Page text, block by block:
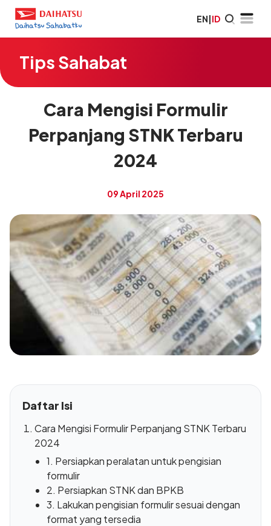
EN|ID
Tips Sahabat
Cara Mengisi Formulir
Perpanjang STNK Terbaru
2024
09 April 2025
Daftar Isi
Cara Mengisi Formulir Perpanjang STNK Terbaru
2024
1. Persiapkan peralatan untuk pengisian
formulir
2. Persiapkan STNK dan BPKB
3. Lakukan pengisian formulir sesuai dengan
format yang tersedia